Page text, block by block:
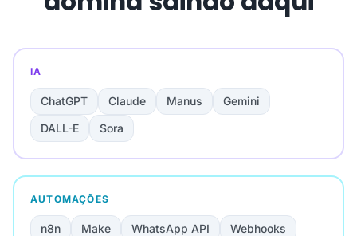
IA
ChatGPT Claude Manus
Gemini
DALL-E
Sora
AUTOMAÇÕES
n8n Make WhatsApp API
Webhooks